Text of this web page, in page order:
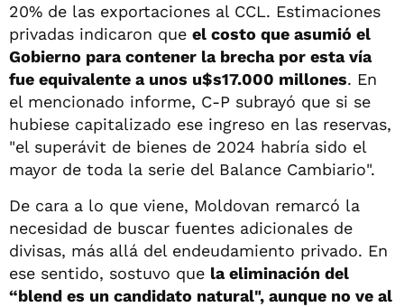
20% de las exportaciones al CCL. Estimaciones
privadas indicaron que el costo que asumió el
Gobierno para contener la brecha por esta vía
fue equivalente a unos u$s17.000 millones. En
el mencionado informe, C-P subrayó que si se
hubiese capitalizado ese ingreso en las reservas,
"el superávit de bienes de 2024 habría sido el
mayor de toda la serie del Balance Cambiario".
De cara a lo que viene, Moldovan remarcó la
necesidad de buscar fuentes adicionales de
divisas, más allá del endeudamiento privado. En
ese sentido, sostuvo que la eliminación del
“blend es un candidato natural", aunque no ve al